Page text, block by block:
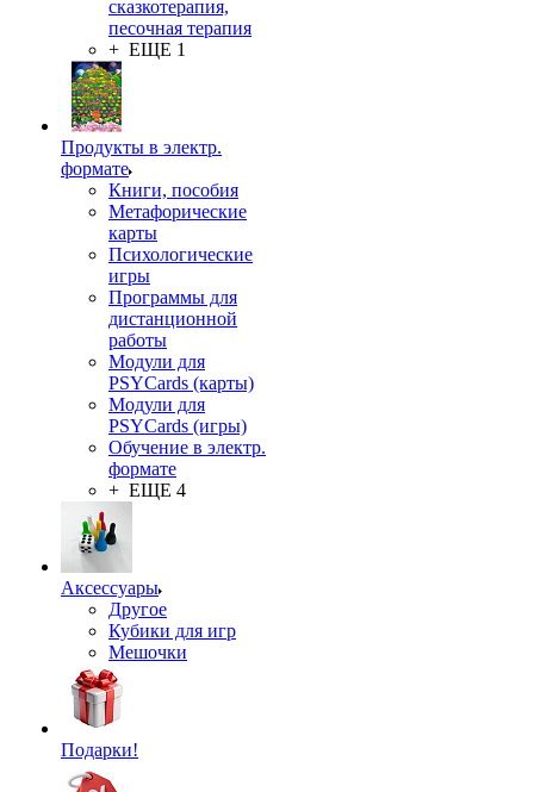
сказкотерапия,
песочная терапия
+ ЕЩЕ 1
Продукты в электр.
формате
Книги, пособия
Метафорические
карты
Психологические
игры
Программы для
дистанционной
работы
Модули для
PSYCards (карты)
Модули для
PSYCards (игры)
Обучение в электр.
формате
+ ЕЩЕ 4
Аксессуары
Другое
Кубики для игр
Мешочки
Подарки!